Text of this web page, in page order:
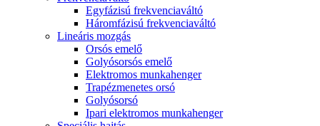
Egyfázisú frekvenciaváltó
Háromfázisú frekvenciaváltó
Lineáris mozgás
Orsós emelő
Golyósorsós emelő
Elektromos munkahenger
Trapézmenetes orsó
Golyósorsó
Ipari elektromos munkahenger